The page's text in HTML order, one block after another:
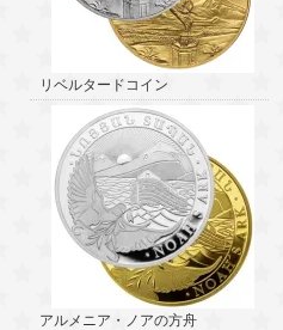
リベルタードコイン
アルメニア・ノアの方舟